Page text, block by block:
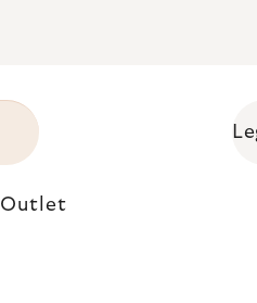
Outlet